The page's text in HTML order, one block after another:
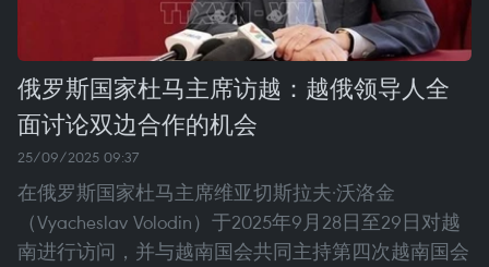
俄罗斯国家杜马主席访越：越俄领导人全
面讨论双边合作的机会
25/09/2025 09:37
在俄罗斯国家杜马主席维亚切斯拉夫·沃洛金
（Vyacheslav Volodin）于2025年9月28日至29日对越
南进行访问，并与越南国会共同主持第四次越南国会